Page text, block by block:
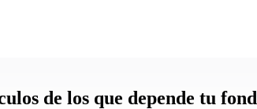
de los que depende tu